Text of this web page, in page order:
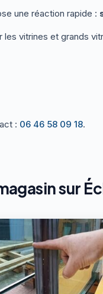
une réaction rapide :
les vitrines et grands
: 06 46 58 09 18.
sur